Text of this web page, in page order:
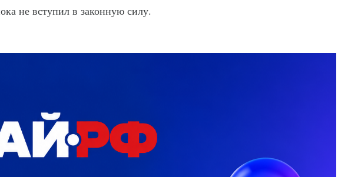
не вступил в законную силу.